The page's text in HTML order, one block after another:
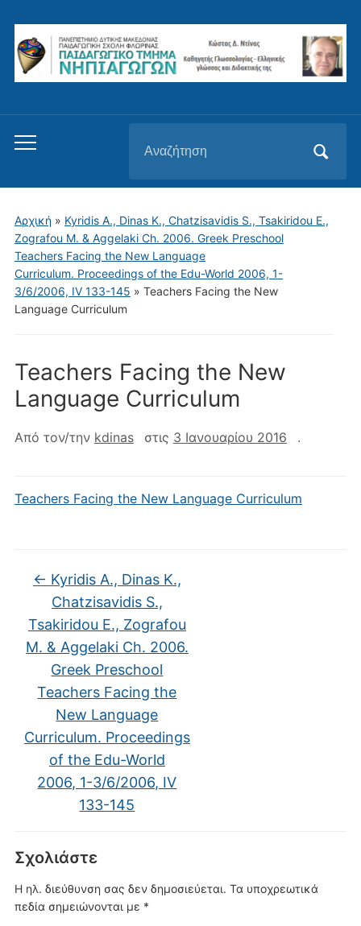
Εναλλαγή
μενού
για
κινητά
για:
Αρχική» Kyridis A., Dinas K., Chatzisavidis S., Tsakiridou E.,
Zografou M. & Aggelaki Ch. 2006. Greek Preschool
Teachers Facing the New Language
Curriculum. Proceedings of the Edu-World 2006, 1-
3/6/2006, IV 133-145 » Teachers Facing the New
Language Curriculum
Teachers Facing the New
Language Curriculum
Από τον/την kdinas στις 3 Ιανουαρίου 2016 .
Teachers Facing the New Language Curriculum
← Kyridis A., Dinas K.,
Chatzisavidis S.,
Tsakiridou E., Zografou
M. & Aggelaki Ch. 2006.
Greek Preschool
Teachers Facing the
New Language
Curriculum. Proceedings
of the Edu-World
2006, 1-3/6/2006, IV
133-145
Σχολιάστε
Η ηλ. διεύθυνση σας δεν δημοσιεύεται. Τα υποχρεωτικά
πεδία σημειώνονται με *